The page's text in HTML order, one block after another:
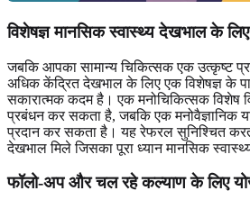
विशेषज्ञ मानसिक स्वास्थ्य देखभाल के
जबकि आपका सामान्य चिकित्सक एक उत्कृष्ट
अधिक केंद्रित देखभाल के लिए एक विशेषज्ञ के
सकारात्मक कदम है। एक मनोचिकित्सक विशेष
प्रबंधन कर सकता है, जबकि एक मनोवैज्ञानिक
प्रदान कर सकता है। यह रेफरल सुनिश्चित
देखभाल मिले जिसका पूरा ध्यान मानसिक
फॉलो-अप और चल रहे कल्याण के लिए